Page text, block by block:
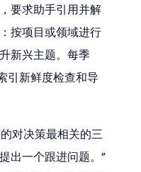
要求助手引用并解
按项目或领域进行
新兴主题。每季
引新鲜度检查和导
对决策最相关的三
出一个跟进问题。”